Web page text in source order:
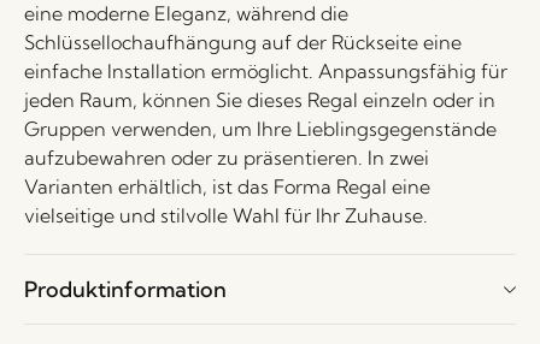
eine moderne Eleganz, während die
Schlüssellochaufhängung auf der Rückseite eine
einfache Installation ermöglicht. Anpassungsfähig für
jeden Raum, können Sie dieses Regal einzeln oder in
Gruppen verwenden, um Ihre Lieblingsgegenstände
aufzubewahren oder zu präsentieren. In zwei
Varianten erhältlich, ist das Forma Regal eine
vielseitige und stilvolle Wahl für Ihr Zuhause.
Produktinformation